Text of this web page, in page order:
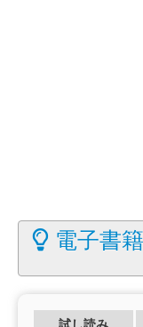
電子書
試し読み